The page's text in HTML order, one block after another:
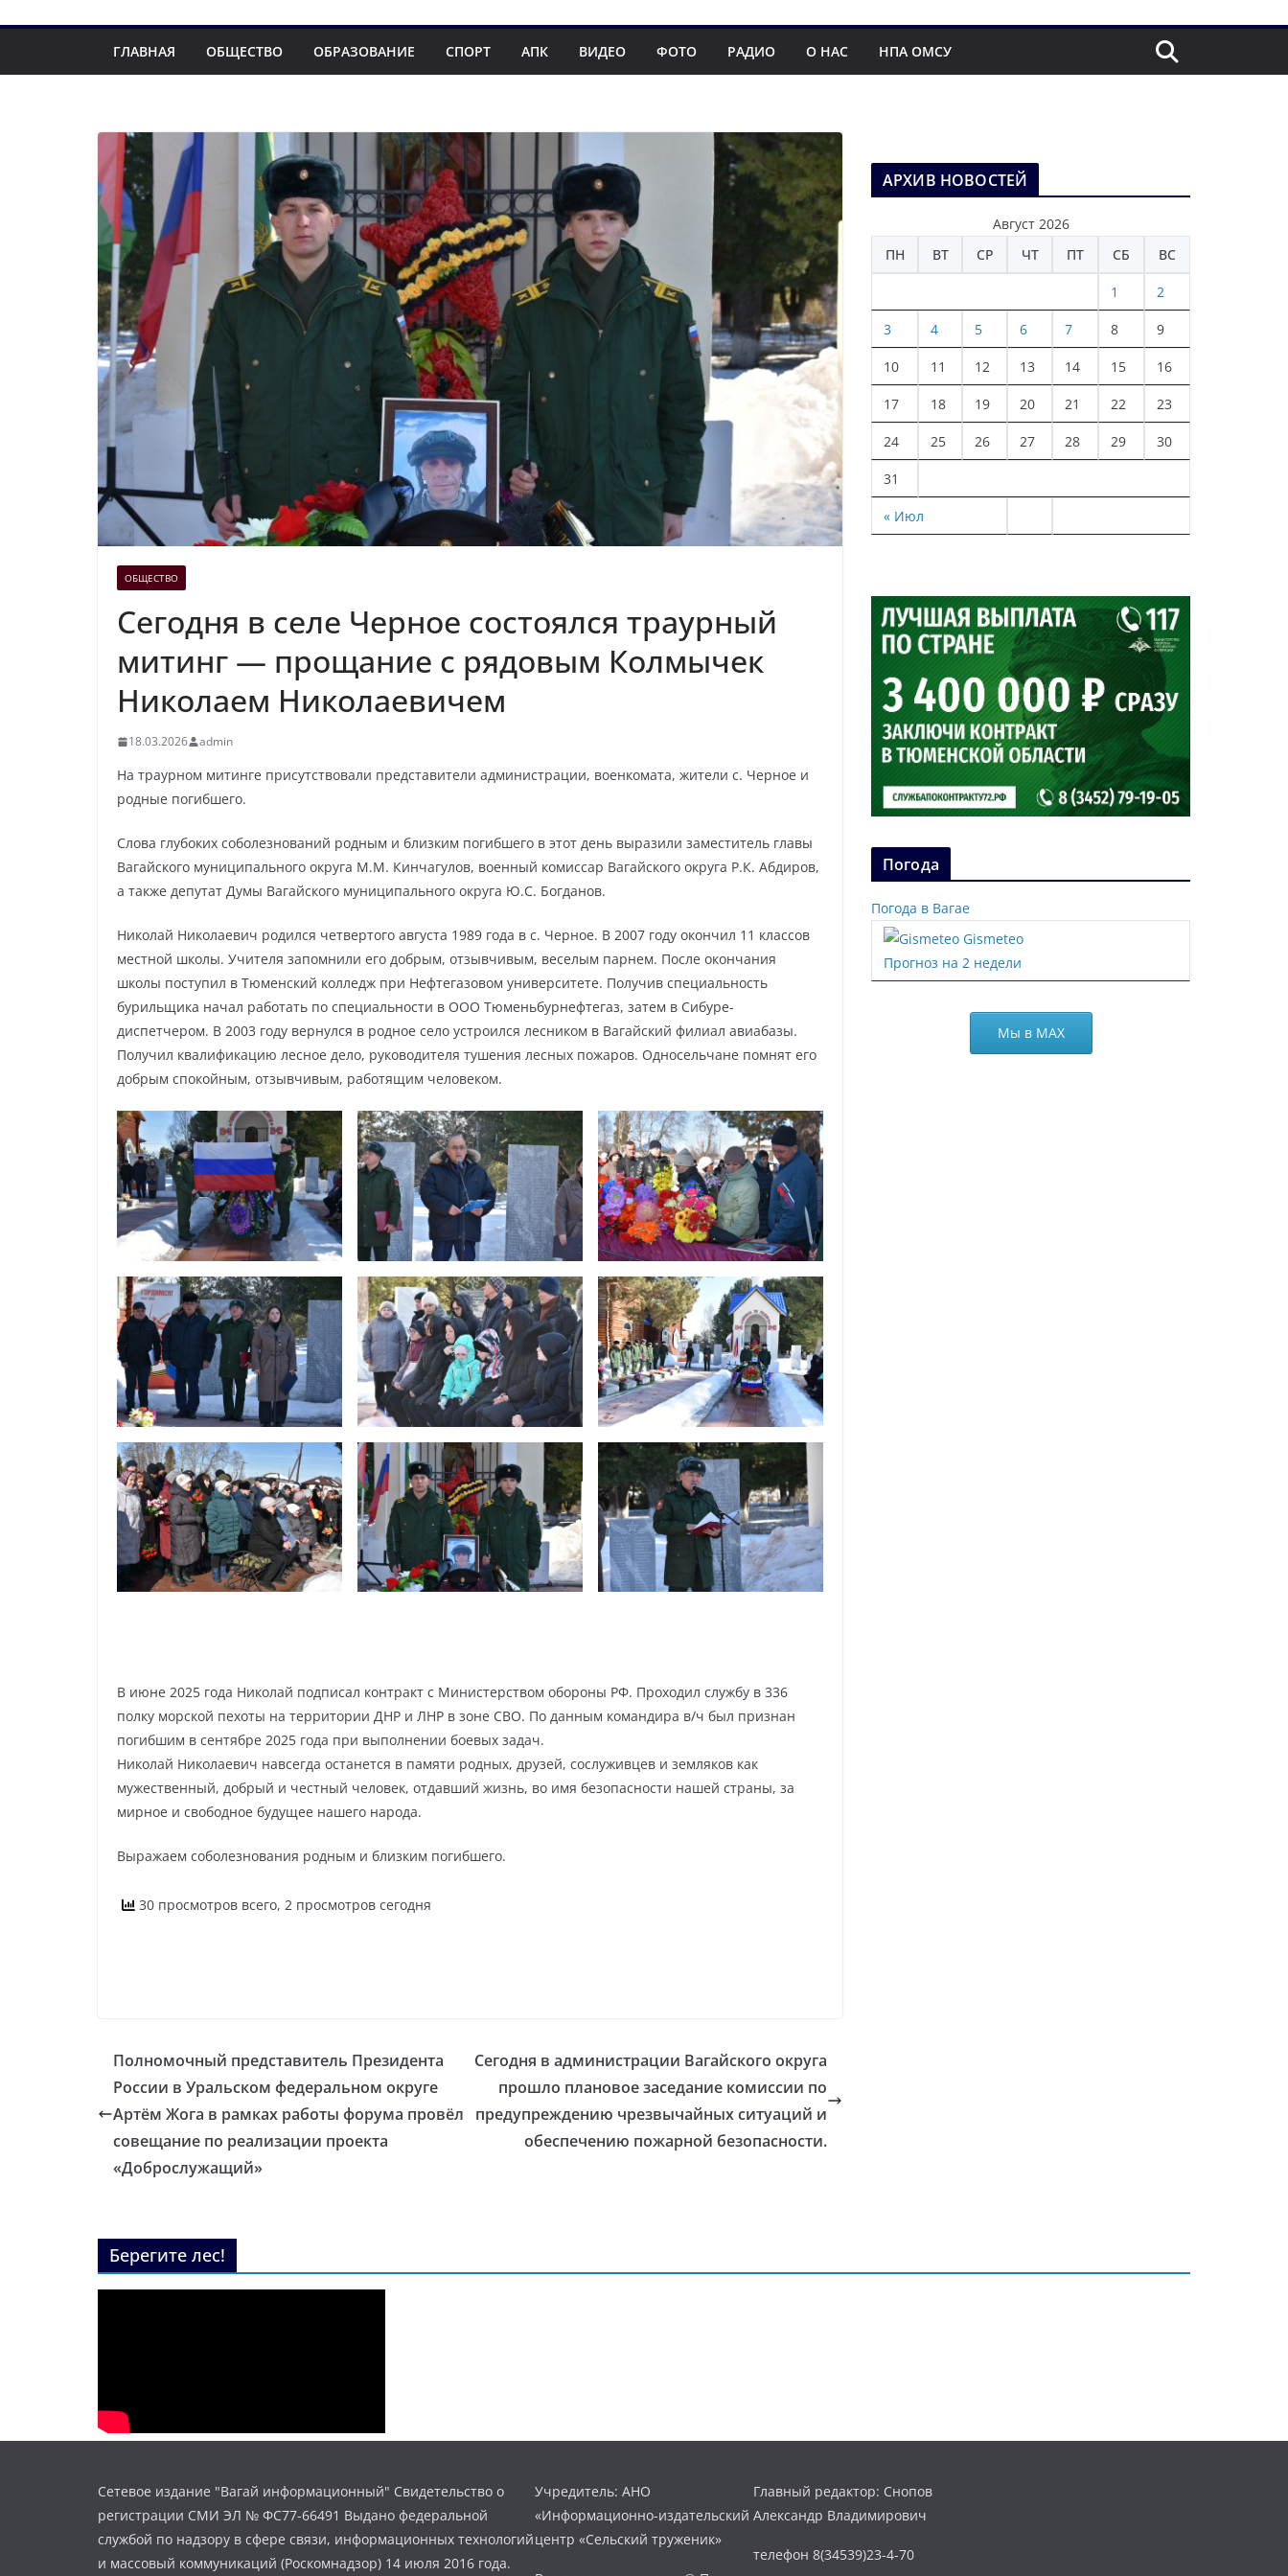
ГЛАВНАЯ ОБЩЕСТВО ОБРАЗОВАНИЕ СПОРТ АПК ВИДЕО ФОТО РАДИО О НАС НПА ОМСУ
ОБЩЕСТВО
Сегодня в селе Черное состоялся траурный
митинг — прощание с рядовым Колмычек
Николаем Николаевичем
18.03.2026 admin
На траурном митинге присутствовали представители администрации, военкомата, жители с. Черное и
родные погибшего.
Слова глубоких соболезнований родным и близким погибшего в этот день выразили заместитель главы
Вагайского муниципального округа М.М. Кинчагулов, военный комиссар Вагайского округа Р.К. Абдиров,
а также депутат Думы Вагайского муниципального округа Ю.С. Богданов.
Николай Николаевич родился четвертого августа 1989 года в с. Черное. В 2007 году окончил 11 классов
местной школы. Учителя запомнили его добрым, отзывчивым, веселым парнем. После окончания
школы поступил в Тюменский колледж при Нефтегазовом университете. Получив специальность
бурильщика начал работать по специальности в ООО Тюменьбурнефтегаз, затем в Сибуре-
диспетчером. В 2003 году вернулся в родное село устроился лесником в Вагайский филиал авиабазы.
Получил квалификацию лесное дело, руководителя тушения лесных пожаров. Односельчане помнят его
добрым спокойным, отзывчивым, работящим человеком.
В июне 2025 года Николай подписал контракт с Министерством обороны РФ. Проходил службу в 336
полку морской пехоты на территории ДНР и ЛНР в зоне СВО. По данным командира в/ч был признан
погибшим в сентябре 2025 года при выполнении боевых задач.
Николай Николаевич навсегда останется в памяти родных, друзей, сослуживцев и земляков как
мужественный, добрый и честный человек, отдавший жизнь, во имя безопасности нашей страны, за
мирное и свободное будущее нашего народа.
Выражаем соболезнования родным и близким погибшего.
30 просмотров всего, 2 просмотров сегодня
Полномочный представитель Президента
России в Уральском федеральном округе
Артём Жога в рамках работы форума провёл
совещание по реализации проекта
«Доброслужащий»
Сегодня в администрации Вагайского округа
прошло плановое заседание комиссии по
предупреждению чрезвычайных ситуаций и
обеспечению пожарной безопасности.
АРХИВ НОВОСТЕЙ
Август 2026
ПН
ВТ СР ЧТ ПТ СБ ВС
« Июл
1 2
3 4 5 6 7 8 9
10 11 12 13 14 15 16
17 18 19 20 21 22 23
24 25 26 27 28 29 30
31
Погода
Погода в Вагае
Gismeteo
Прогноз на 2 недели
Мы в МАХ
Берегите лес!
Сетевое издание "Вагай информационный" Свидетельство о
регистрации СМИ ЭЛ № ФС77-66491 Выдано федеральной
службой по надзору в сфере связи, информационных технологий
и массовый коммуникаций (Роскомнадзор) 14 июля 2016 года.
Учредитель: АНО
«Информационно-издательский
центр «Сельский труженик»
Главный редактор: Снопов
Александр Владимирович
телефон 8(34539)23-4-70